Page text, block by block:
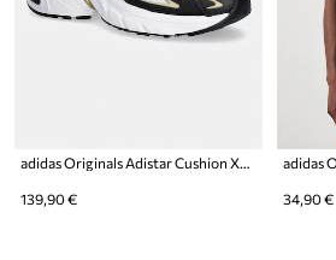
adidas Originals Adistar Cushion XLG 2.0 sneakers Γυναικεία
139,90 € 34,90 €